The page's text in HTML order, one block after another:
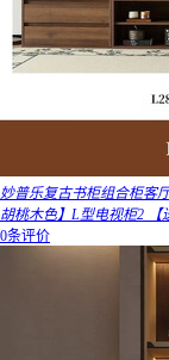
妙普乐复古书柜组合柜客
胡桃木色】L型电视柜2 【
0条评价